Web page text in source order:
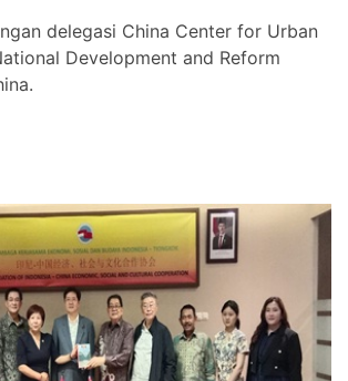
delegasi China Center for Urban
Development and Reform